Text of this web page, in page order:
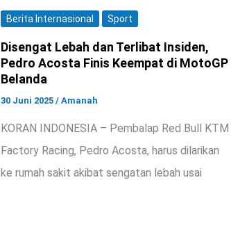
Berita Internasional Sport
Disengat Lebah dan Terlibat Insiden,
Pedro Acosta Finis Keempat di MotoGP
Belanda
30 Juni 2025 / Amanah
KORAN INDONESIA – Pembalap Red Bull KTM
Factory Racing, Pedro Acosta, harus dilarikan
ke rumah sakit akibat sengatan lebah usai